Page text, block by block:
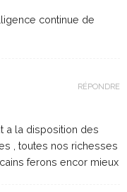
continue de
a la disposition des
, toutes nos richesses
ferons encor mieux
RÉPONDRE